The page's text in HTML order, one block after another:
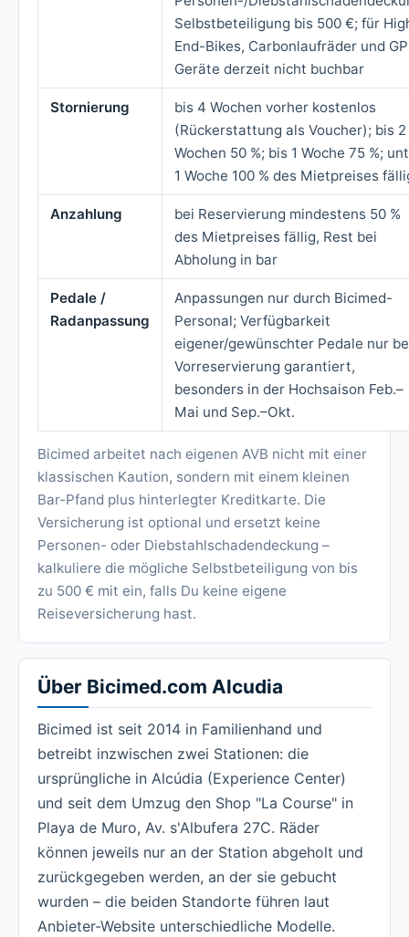
Selbstbeteiligung bis 500 €; für
End-Bikes, Carbonlaufräder und
Geräte derzeit nicht buchbar
Stornierung
bis 4 Wochen vorher kostenlos
(Rückerstattung als Voucher); bis 2
Wochen 50 %; bis 1 Woche 75 %;
1 Woche 100 % des Mietpreises
Anzahlung
bei Reservierung mindestens 50 %
des Mietpreises fällig, Rest bei
Abholung in bar
Pedale /
Radanpassung
Anpassungen nur durch Bicimed-
Personal; Verfügbarkeit
eigener/gewünschter Pedale nur
Vorreservierung garantiert,
besonders in der Hochsaison Feb.–
Mai und Sep.–Okt.
Bicimed arbeitet nach eigenen AVB nicht mit einer
klassischen Kaution, sondern mit einem kleinen
Bar-Pfand plus hinterlegter Kreditkarte. Die
Versicherung ist optional und ersetzt keine
Personen- oder Diebstahlschadendeckung –
kalkuliere die mögliche Selbstbeteiligung von bis
zu 500 € mit ein, falls Du keine eigene
Reiseversicherung hast.
Über Bicimed.com Alcudia
Bicimed ist seit 2014 in Familienhand und
betreibt inzwischen zwei Stationen: die
ursprüngliche in Alcúdia (Experience Center)
und seit dem Umzug den Shop "La Course" in
Playa de Muro, Av. s'Albufera 27C. Räder
können jeweils nur an der Station abgeholt und
zurückgegeben werden, an der sie gebucht
wurden – die beiden Standorte führen laut
Anbieter-Website unterschiedliche Modelle.